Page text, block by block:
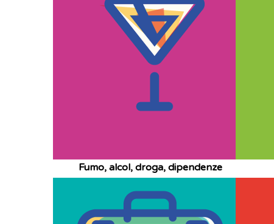
Fumo, alcol, droga, dipendenze